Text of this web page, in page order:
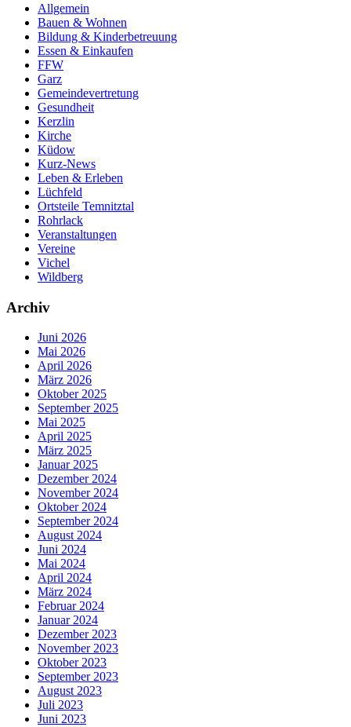
Allgemein
Bauen & Wohnen
Bildung & Kinderbetreuung
Essen & Einkaufen
FFW
Garz
Gemeindevertretung
Gesundheit
Kerzlin
Kirche
Küdow
Kurz-News
Leben & Erleben
Lüchfeld
Ortsteile Temnitztal
Rohrlack
Veranstaltungen
Vereine
Vichel
Wildberg
Archiv
Juni 2026
Mai 2026
April 2026
März 2026
Oktober 2025
September 2025
Mai 2025
April 2025
März 2025
Januar 2025
Dezember 2024
November 2024
Oktober 2024
September 2024
August 2024
Juni 2024
Mai 2024
April 2024
März 2024
Februar 2024
Januar 2024
Dezember 2023
November 2023
Oktober 2023
September 2023
August 2023
Juli 2023
Juni 2023